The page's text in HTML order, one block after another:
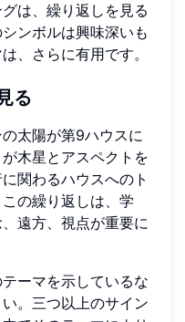
は、繰り返しを見る
ンボルは興味深いも
、さらに有用です。
る
太陽が第9ハウスに
木星とアスペクトを
関わるハウスへのト
の繰り返しは、学
遠方、視点が重要に
ーマを示しているな
。三つ以上のサイン